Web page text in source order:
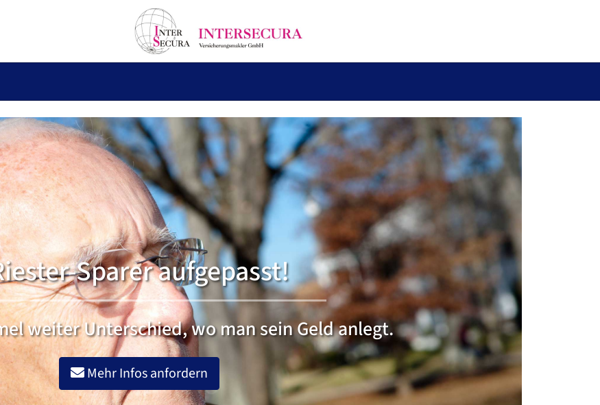
Sparer aufgepasst!
weiter Unterschied, wo man sein Geld anlegt.
Mehr Infos anfordern